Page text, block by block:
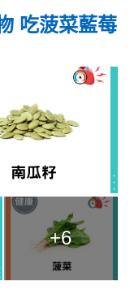
吃菠菜藍莓
+6